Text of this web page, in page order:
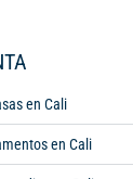
en Cali
en Cali